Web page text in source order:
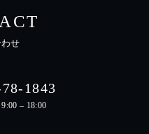
せ
1843
– 18:00